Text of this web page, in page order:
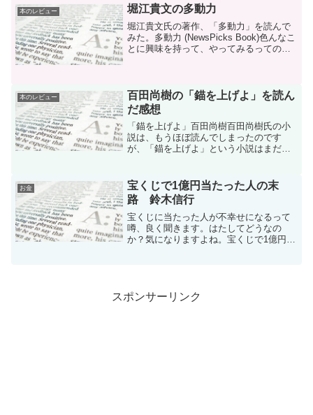
視点では執着は「諦めない気持ち」とは
別物なんだそうです。諦め...
本のレビュー 堀江貴文の多動力
堀江貴文氏の著作、「多動力」を読んで
みた。多動力 (NewsPicks Book)色んなこ
とに興味を持って、やってみるってのは
本のレビュー
百田尚樹の「錨を上げよ」を読ん
だ感想
「錨を上げよ」百田尚樹百田尚樹氏の小
説は、もうほぼ読んでしまったのです
が、「錨を上げよ」という小説はまだ読
るのにえらい時間がかかってしまったの
ですが、相変わらずめち...
お金
宝くじで1億円当たった人の末
路 鈴木信行
宝くじに当たった人が不幸せになるって
噂、良く聞きます。はたしてどうなの
か？気になりますよね。宝くじで1億円当
スポンサーリンク